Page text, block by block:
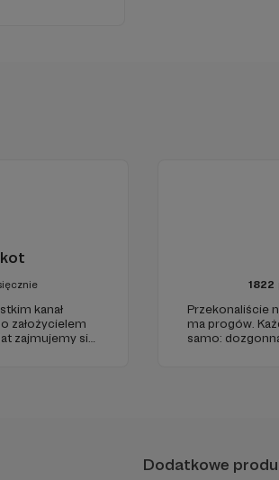
prowadzić warsztaty wyjazdowe.
kanał
założycielem
zajmujemy się
1822
Przekonaliście
ma progów.
samo:
Dodatkowe